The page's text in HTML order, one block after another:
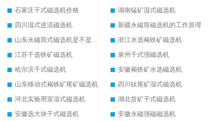
石家庄干式磁选机价格
湖南锰矿湿式磁选机
四川湿式逆流磁选机
新疆永磁筒磁选机的工作原理
山东永磁筒式磁选机是不是强磁
浙江水选褐铁矿磁选机
江苏干选铁矿磁选机
泉州干式强磁选机
哈尔滨干式磁选机
安徽褐铁矿水选磁选机
山东移动式褐铁矿尾矿磁选机
四川钛尾矿湿式磁选机
河北实验用室湿式磁选机
湖北贫矿干式磁选机
安徽选大块干式磁选机
安徽永磁强磁磁选机